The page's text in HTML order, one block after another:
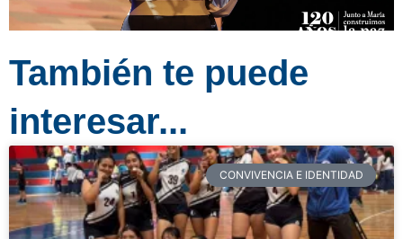
También te puede
interesar...
CONVIVENCIA E IDENTIDAD